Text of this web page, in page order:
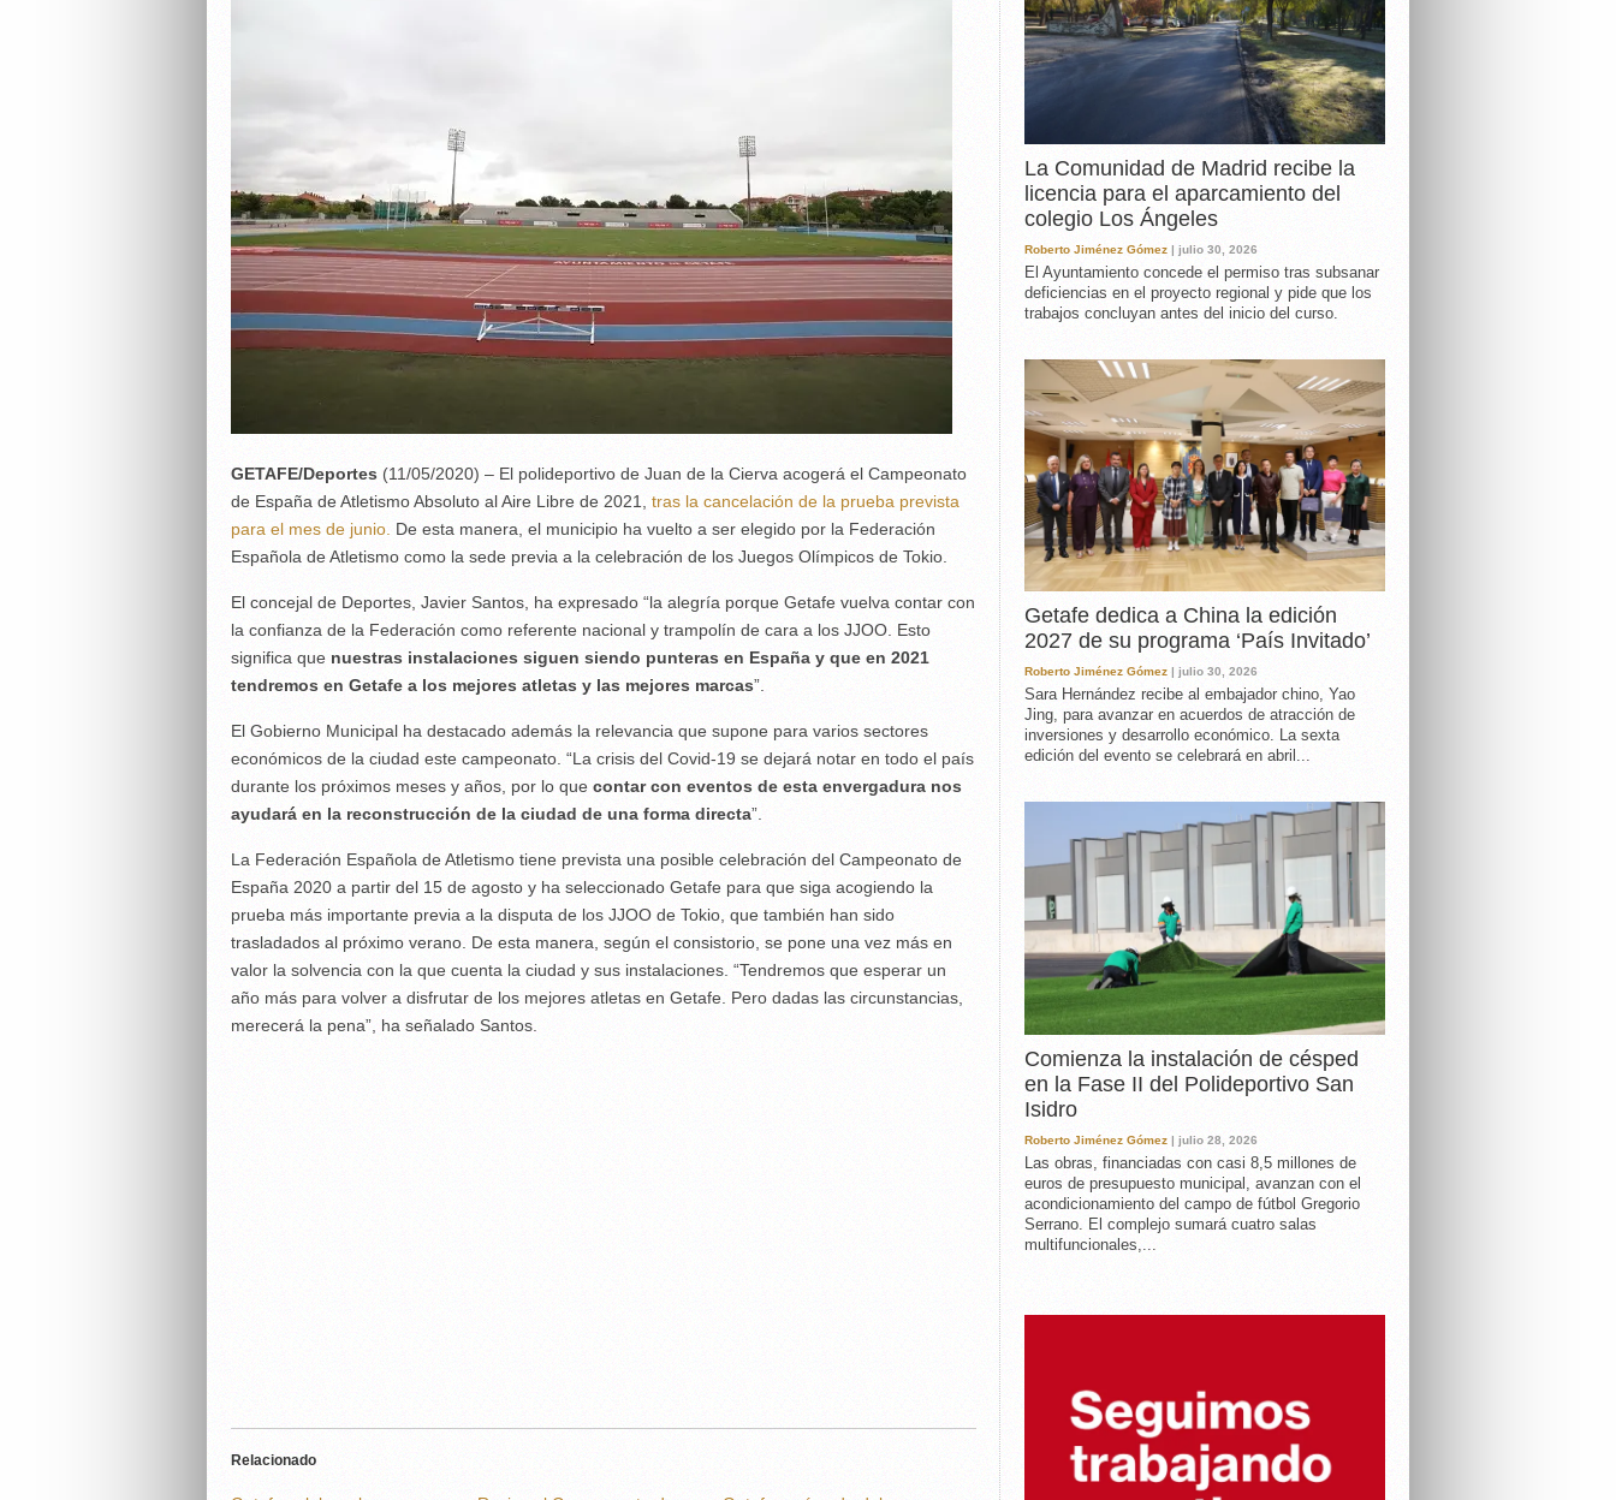
GETAFE/Deportes (11/05/2020) – El polideportivo de Juan de la Cierva acogerá el Campeonato
de España de Atletismo Absoluto al Aire Libre de 2021, tras la cancelación de la prueba prevista
para el mes de junio. De esta manera, el municipio ha vuelto a ser elegido por la Federación
Española de Atletismo como la sede previa a la celebración de los Juegos Olímpicos de Tokio.
El concejal de Deportes, Javier Santos, ha expresado “la alegría porque Getafe vuelva contar con
la confianza de la Federación como referente nacional y trampolín de cara a los JJOO. Esto
significa que nuestras instalaciones siguen siendo punteras en España y que en 2021
tendremos en Getafe a los mejores atletas y las mejores marcas”.
El Gobierno Municipal ha destacado además la relevancia que supone para varios sectores
económicos de la ciudad este campeonato. “La crisis del Covid-19 se dejará notar en todo el país
durante los próximos meses y años, por lo que contar con eventos de esta envergadura nos
ayudará en la reconstrucción de la ciudad de una forma directa”.
La Federación Española de Atletismo tiene prevista una posible celebración del Campeonato de
España 2020 a partir del 15 de agosto y ha seleccionado Getafe para que siga acogiendo la
prueba más importante previa a la disputa de los JJOO de Tokio, que también han sido
trasladados al próximo verano. De esta manera, según el consistorio, se pone una vez más en
valor la solvencia con la que cuenta la ciudad y sus instalaciones. “Tendremos que esperar un
año más para volver a disfrutar de los mejores atletas en Getafe. Pero dadas las circunstancias,
merecerá la pena”, ha señalado Santos.
Relacionado
La Comunidad de Madrid recibe la
licencia para el aparcamiento del
colegio Los Ángeles
Roberto Jiménez Gómez | julio 30, 2026
El Ayuntamiento concede el permiso tras subsanar
deficiencias en el proyecto regional y pide que los
trabajos concluyan antes del inicio del curso.
Getafe dedica a China la edición
2027 de su programa ‘País Invitado’
Roberto Jiménez Gómez | julio 30, 2026
Sara Hernández recibe al embajador chino, Yao
Jing, para avanzar en acuerdos de atracción de
inversiones y desarrollo económico. La sexta
edición del evento se celebrará en abril...
Comienza la instalación de césped
en la Fase II del Polideportivo San
Isidro
Roberto Jiménez Gómez | julio 28, 2026
Las obras, financiadas con casi 8,5 millones de
euros de presupuesto municipal, avanzan con el
acondicionamiento del campo de fútbol Gregorio
Serrano. El complejo sumará cuatro salas
multifuncionales,...